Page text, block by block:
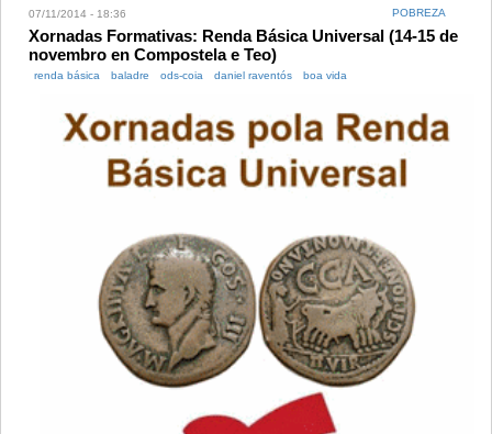
07/11/2014 - 18:36 POBREZA
Xornadas Formativas: Renda Básica Universal (14-15 de
novembro en Compostela e Teo)
renda básica baladre ods-coia daniel raventós boa vida